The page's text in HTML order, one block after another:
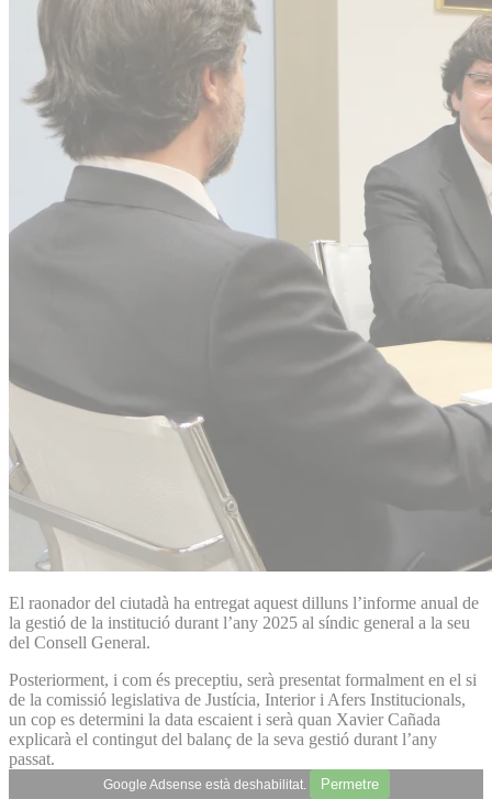
El raonador del ciutadà ha entregat aquest dilluns l’informe anual de
la gestió de la institució durant l’any 2025 al síndic general a la seu
del Consell General.
Posteriorment, i com és preceptiu, serà presentat formalment en el si
de la comissió legislativa de Justícia, Interior i Afers Institucionals,
un cop es determini la data escaient i serà quan Xavier Cañada
explicarà el contingut del balanç de la seva gestió durant l’any
passat.
Google Adsense està deshabilitat. Permetre